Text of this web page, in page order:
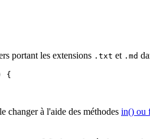
portant les extensions .txt et .md
{
changer à l'aide des méthodes in() ou